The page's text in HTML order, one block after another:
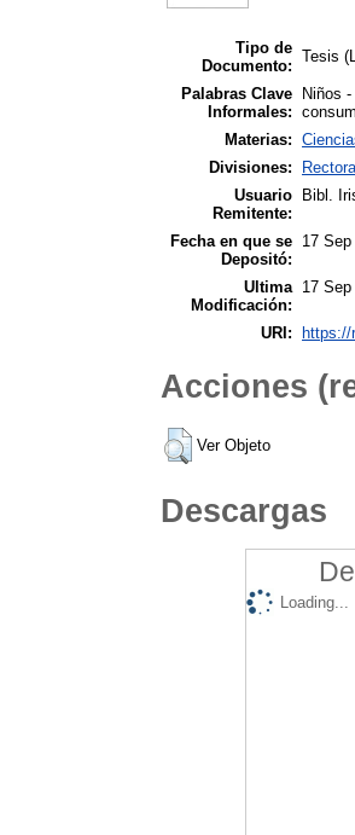
Tipo de
Documento:
Tesis
Palabras Clave
Informales:
Niños
Materias:
Divisiones:
Usuario
Remitente:
Bibl.
Fecha en que se
Depositó:
17
Ultima
Modificación:
17
URI: https://
Acciones
Ver Objeto
Descargas
Loading...